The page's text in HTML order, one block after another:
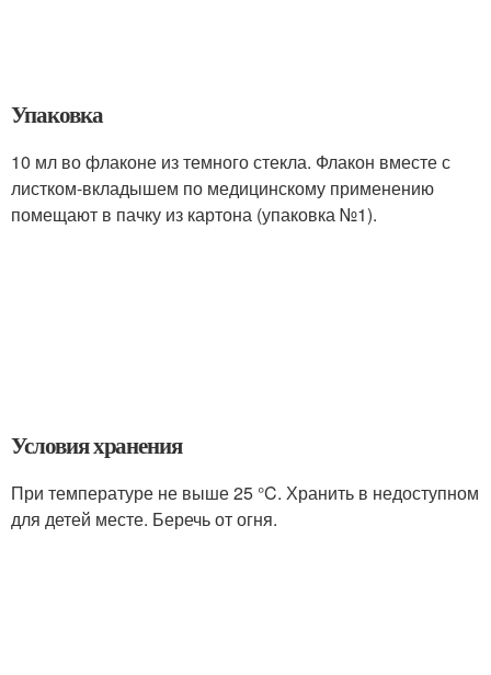
Упаковка
10 мл во флаконе из темного стекла. Флакон вместе с
листком-вкладышем по медицинскому применению
помещают в пачку из картона (упаковка №1).
Условия хранения
При температуре не выше 25 °C. Хранить в недоступном
для детей месте. Беречь от огня.